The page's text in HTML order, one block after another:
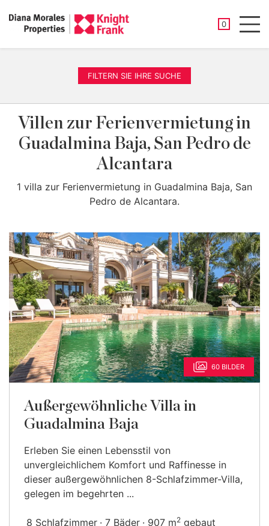
0
FILTERN SIE IHRE SUCHE
Villen zur Ferienvermietung in
Guadalmina Baja, San Pedro de
Alcantara
1 villa zur Ferienvermietung in Guadalmina Baja, San
Pedro de Alcantara.
60 BILDER
Außergewöhnliche Villa in
Guadalmina Baja
Erleben Sie einen Lebensstil von
unvergleichlichem Komfort und Raffinesse in
dieser außergewöhnlichen 8-Schlafzimmer-Villa,
gelegen im begehrten ...
8 Schlafzimmer 7 Bäder 907 m2 gebaut